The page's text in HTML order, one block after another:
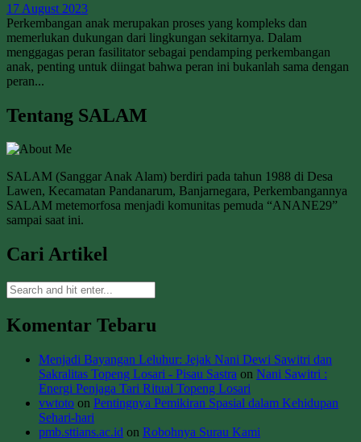
17 August 2023
Perkembangan anak merupakan proses yang kompleks dan
memerlukan dukungan dari lingkungan sekitarnya. Dalam
menggagas peran fasilitator sebagai pendamping perkembangan
anak, penting untuk diingat bahwa peran ini bukanlah sama dengan
peran...
Tentang SALAM
SALAM (Sanggar Anak Alam) berdiri pada tahun 1988 di Desa
Lawen, Kecamatan Pandanarum, Banjarnegara, Perkembangannya
SALAM metemorfosa menjadi komunitas pemuda “ANANE29”
sampai saat ini.
Cari Artikel
Komentar Tebaru
Menjadi Bayangan Leluhur: Jejak Nani Dewi Sawitri dan
Sakralitas Topeng Losari - Pisau Sastra on Nani Sawitri :
Energi Penjaga Tari Ritual Topeng Losari
vwtoto on Pentingnya Pemikiran Spasial dalam Kehidupan
Sehari-hari
pmb.sttians.ac.id on Robohnya Surau Kami